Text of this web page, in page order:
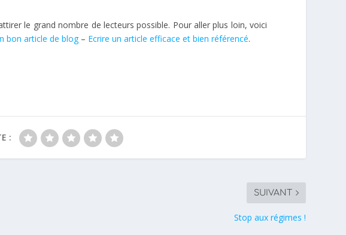
le grand nombre de lecteurs possible. Pour aller plus loin, voici
bon article de blog – Ecrire un article efficace et bien référencé.
:
SUIVANT
Stop aux régimes !